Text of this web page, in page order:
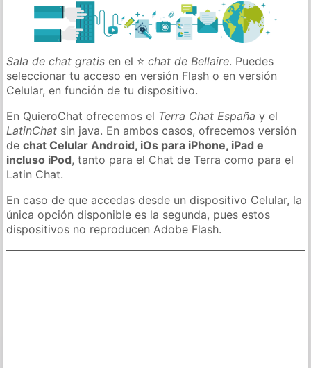
Sala de chat gratis en el ⭐chat de Bellaire. Puedes
seleccionar tu acceso en versión Flash o en versión
Celular, en función de tu dispositivo.
En QuieroChat ofrecemos el Terra Chat España y el
LatinChat sin java. En ambos casos, ofrecemos versión
dechat Celular Android, iOs para iPhone, iPad e
incluso iPod, tanto para el Chat de Terra como para el
Latin Chat.
En caso de que accedas desde un dispositivo Celular, la
única opción disponible es la segunda, pues estos
dispositivos no reproducen Adobe Flash.